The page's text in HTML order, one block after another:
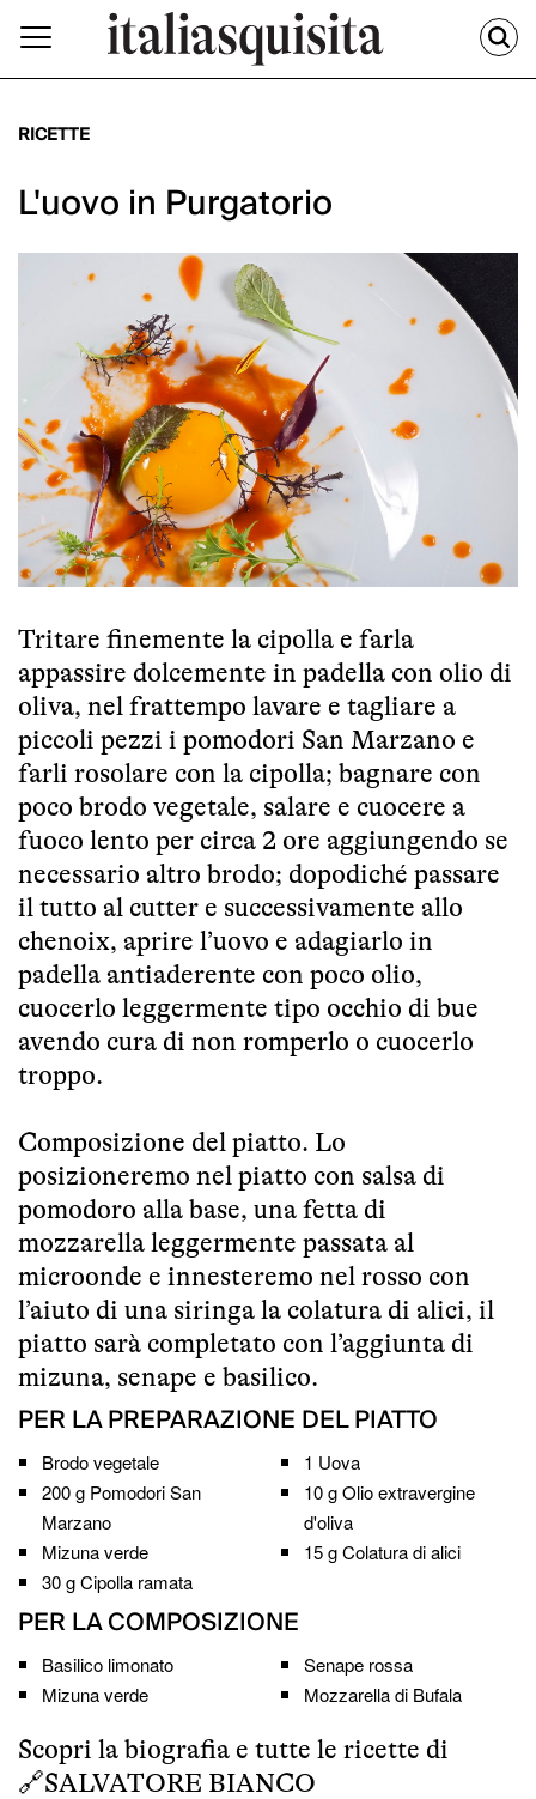
RICETTE
L'uovo in Purgatorio
Tritare finemente la cipolla e farla
appassire dolcemente in padella con olio di
oliva, nel frattempo lavare e tagliare a
piccoli pezzi i pomodori San Marzano e
farli rosolare con la cipolla; bagnare con
poco brodo vegetale, salare e cuocere a
fuoco lento per circa 2 ore aggiungendo se
necessario altro brodo; dopodiché passare
il tutto al cutter e successivamente allo
chenoix, aprire l’uovo e adagiarlo in
padella antiaderente con poco olio,
cuocerlo leggermente tipo occhio di bue
avendo cura di non romperlo o cuocerlo
troppo.
Composizione del piatto. Lo
posizioneremo nel piatto con salsa di
pomodoro alla base, una fetta di
mozzarella leggermente passata al
microonde e innesteremo nel rosso con
l’aiuto di una siringa la colatura di alici, il
piatto sarà completato con l’aggiunta di
mizuna, senape e basilico.
PER LA PREPARAZIONE DEL PIATTO
Brodo vegetale 1 Uova
200 g Pomodori San
Marzano
10 gOlio extravergine
d'oliva
Mizuna verde
15 gColatura di alici
30 gCipolla ramata
PER LA COMPOSIZIONE
Basilico limonato
Senape rossa
Mizuna verde
Mozzarella di Bufala
Scopri la biografia e tutte le ricette di
🔗SALVATORE BIANCO